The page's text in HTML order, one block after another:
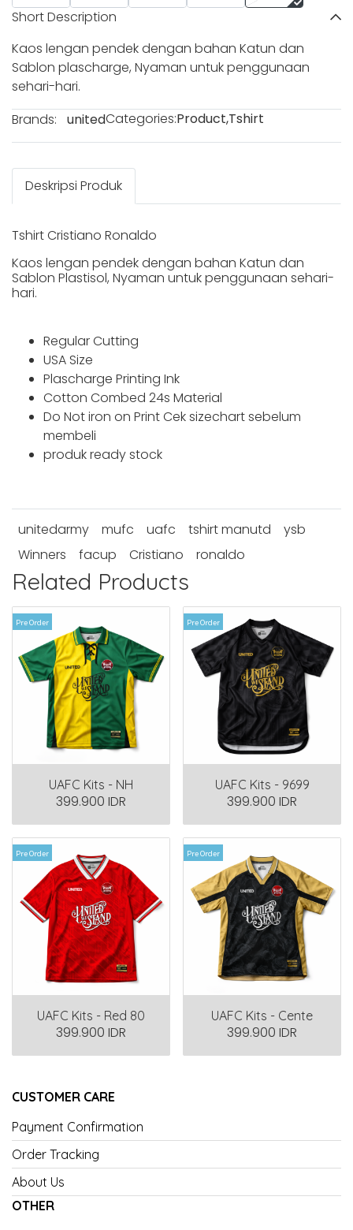
Short Description
Kaos lengan pendek dengan bahan Katun dan
Sablon plascharge, Nyaman untuk penggunaan
sehari-hari.
Brands:
unitedCategories:Product,Tshirt
Deskripsi Produk
Tshirt Cristiano Ronaldo
Kaos lengan pendek dengan bahan Katun dan
Sablon Plastisol, Nyaman untuk penggunaan sehari-
hari.
Regular Cutting
USA Size
Plascharge Printing Ink
Cotton Combed 24s Material
Do Not iron on Print Cek sizechart sebelum
membeli
produk ready stock
unitedarmy mufc uafc tshirt manutd
ysb
Winners
facup Cristiano ronaldo
Related Products
Pre Order
UAFC Kits - NH
399.900 IDR
Pre Order
UAFC Kits - 9699
399.900 IDR
Pre Order
UAFC Kits - Red 80
399.900 IDR
Pre Order
UAFC Kits - Cente
399.900 IDR
CUSTOMER CARE
Payment Confirmation
Order Tracking
About Us
OTHER